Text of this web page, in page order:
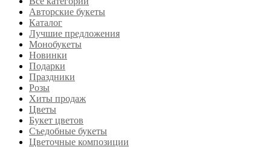
Авторские букеты
Каталог
Лучшие предложения
Монобукеты
Новинки
Подарки
Праздники
Розы
Хиты продаж
Цветы
Букет цветов
Съедобные букеты
Цветочные композиции